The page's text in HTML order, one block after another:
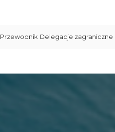
Przewodnik Delegacje zagraniczne